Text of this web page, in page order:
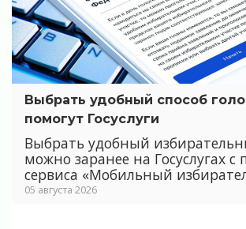
Выбрать удобный способ
помогут Госуслуги
Выбрать удобный
можно заранее на Госуслугах
сервиса «Мобильный
05 августа 2026